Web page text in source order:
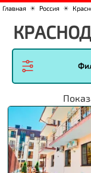
Главная ☀ Россия ☀